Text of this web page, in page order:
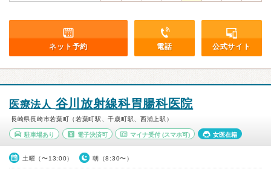
ネット予約 電話 公式サイト
医療法人 谷川放射線科胃腸科医院
長崎県長崎市若葉町（若葉町駅、千歳町駅、西浦上駅）
駐車場あり 電子決済可 マイナ受付 (スマホ可) 女医在籍
土曜（〜13:00） 朝（8:30〜）